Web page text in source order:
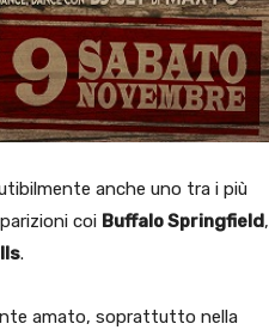
anche uno tra i più
coi Buffalo Springfield,
.
amato, soprattutto nella